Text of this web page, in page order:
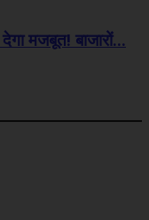
मजबूत! बाजारों...